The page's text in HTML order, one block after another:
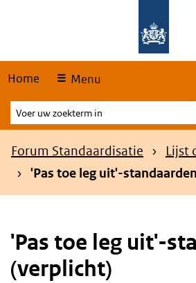
Home Menu
Voer
uw
zoekterm
Kruimelpad
Forum Standaardisatie
Lijst
'Pas toe leg uit'-
'Pas toe leg uit'-
(verplicht)